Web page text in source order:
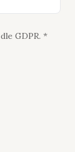
dle GDPR. *